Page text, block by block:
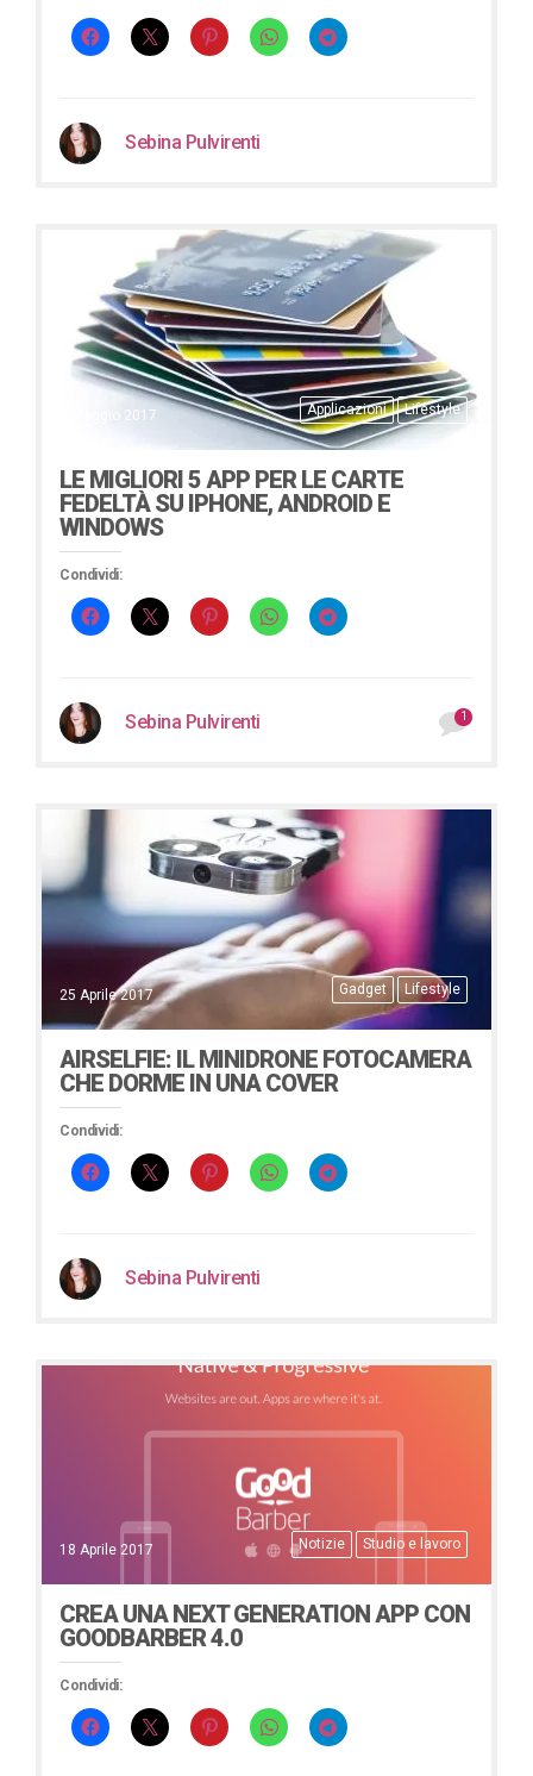
Sebina Pulvirenti
Applicazioni Lifestyle
4 Maggio 2017
LE MIGLIORI 5 APP PER LE CARTE
FEDELTÀ SU IPHONE, ANDROID E
WINDOWS
Condividi:
Sebina Pulvirenti 1
Gadget Lifestyle
25 Aprile 2017
AIRSELFIE: IL MINIDRONE FOTOCAMERA
CHE DORME IN UNA COVER
Condividi:
Sebina Pulvirenti
Notizie Studio e lavoro
18 Aprile 2017
CREA UNA NEXT GENERATION APP CON
GOODBARBER 4.0
Condividi: